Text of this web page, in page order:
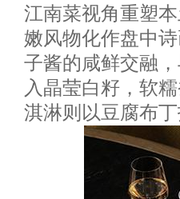
江南菜视角重塑
嫩风物化作盘中
子酱的咸鲜交融
入晶莹白籽，软
淇淋则以豆腐布